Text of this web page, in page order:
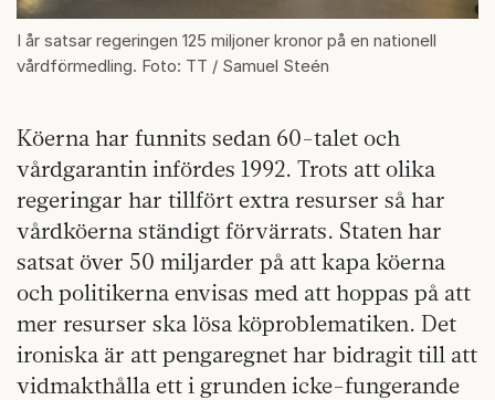
I år satsar regeringen 125 miljoner kronor på en nationell
vårdförmedling. Foto: TT / Samuel Steén
Köerna har funnits sedan 60-talet och
vårdgarantin infördes 1992. Trots att olika
regeringar har tillfört extra resurser så har
vårdköerna ständigt förvärrats. Staten har
satsat över 50 miljarder på att kapa köerna
och politikerna envisas med att hoppas på att
mer resurser ska lösa köproblematiken. Det
ironiska är att pengaregnet har bidragit till att
vidmakthålla ett i grunden icke-fungerande